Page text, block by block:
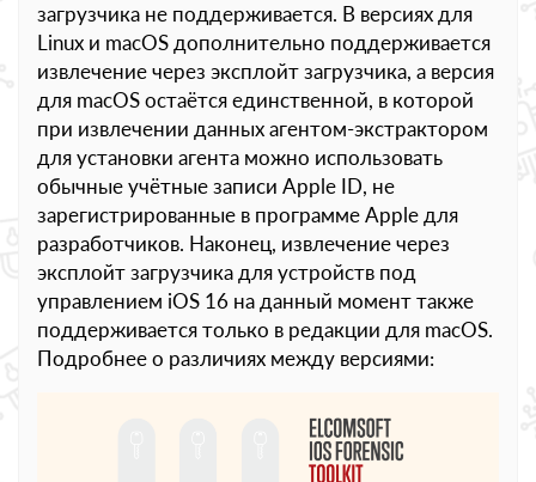
загрузчика не поддерживается. В версиях для
Linux и macOS дополнительно поддерживается
извлечение через эксплойт загрузчика, а версия
для macOS остаётся единственной, в которой
при извлечении данных агентом-экстрактором
для установки агента можно использовать
обычные учётные записи Apple ID, не
зарегистрированные в программе Apple для
разработчиков. Наконец, извлечение через
эксплойт загрузчика для устройств под
управлением iOS 16 на данный момент также
поддерживается только в редакции для macOS.
Подробнее о различиях между версиями: